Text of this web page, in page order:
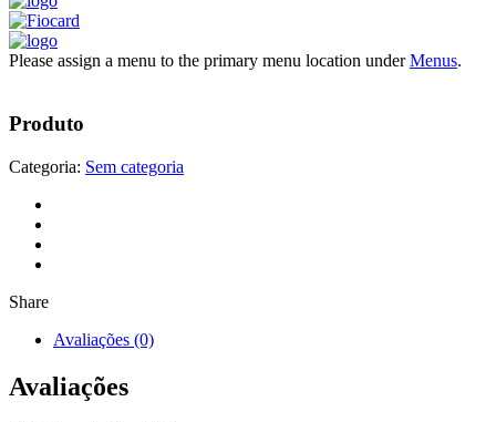
Please assign a menu to the primary menu location underMenus.
Produto
Categoria: Sem categoria
Share
Avaliações (0)
Avaliações